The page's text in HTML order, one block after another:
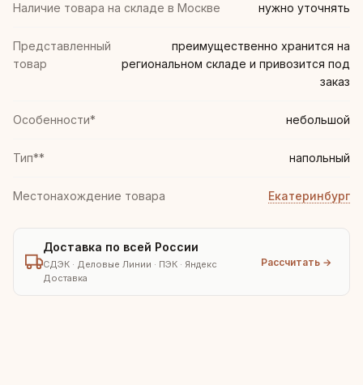
Наличие товара на складе в Москве нужно уточнять
Представленный
товар
преимущественно хранится на
региональном складе и привозится под
заказ
Особенности* небольшой
Тип** напольный
Местонахождение товара Екатеринбург
Доставка по всей России
СДЭК · Деловые Линии · ПЭК · Яндекс
Доставка
Рассчитать →